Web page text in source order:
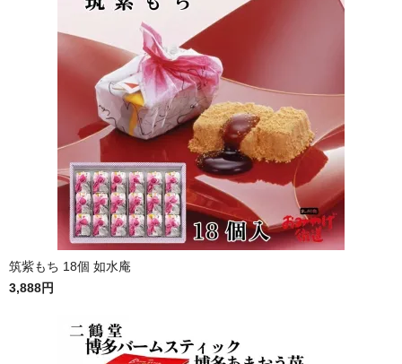
筑紫もち 18個 如水庵
3,888円